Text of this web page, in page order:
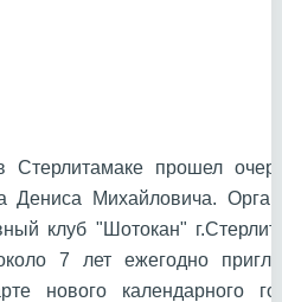
Стерлитамаке прошел
Дениса Михайловича.
клуб "Шотокан"
7 лет ежегодно
нового